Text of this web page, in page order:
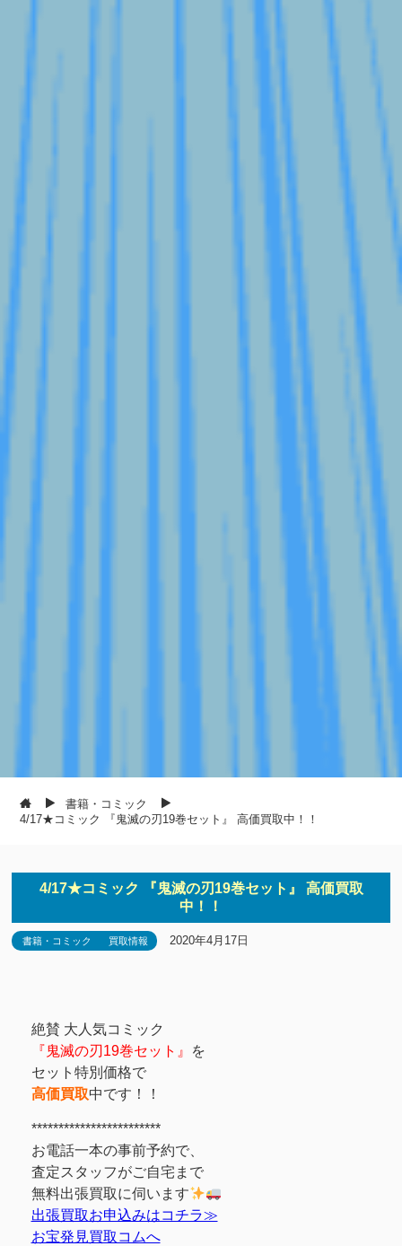
書籍・コミック
4/17★コミック 『鬼滅の刃19巻セット』 高価買取中！！
4/17★コミック 『鬼滅の刃19巻セット』 高価買取
中！！
書籍・コミック 買取情報 2020年4月17日
絶賛 大人気コミック
『鬼滅の刃19巻セット』
を
セット特別価格で
高価買取中です！！
************************
お電話一本の事前予約で、
査定スタッフがご自宅まで
無料出張買取に伺います
出張買取お申込みはコチラ≫
お宝発見買取コムへ